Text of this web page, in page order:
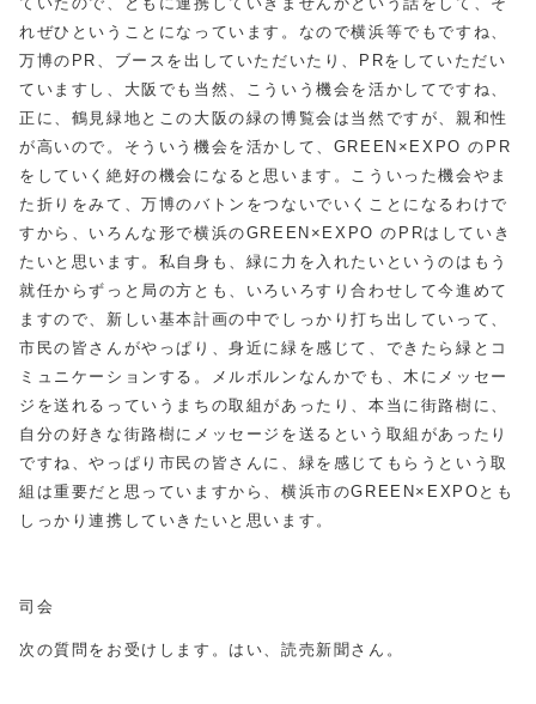
れぜひということになっています。なので横浜等でもですね、
万博のPR、ブースを出していただいたり、PRをしていただい
ていますし、大阪でも当然、こういう機会を活かしてですね、
正に、鶴見緑地とこの大阪の緑の博覧会は当然ですが、親和性
が高いので。そういう機会を活かして、GREEN×EXPO のPR
をしていく絶好の機会になると思います。こういった機会やま
た折りをみて、万博のバトンをつないでいくことになるわけで
すから、いろんな形で横浜のGREEN×EXPO のPRはしていき
たいと思います。私自身も、緑に力を入れたいというのはもう
就任からずっと局の方とも、いろいろすり合わせして今進めて
ますので、新しい基本計画の中でしっかり打ち出していって、
市民の皆さんがやっぱり、身近に緑を感じて、できたら緑とコ
ミュニケーションする。メルボルンなんかでも、木にメッセー
ジを送れるっていうまちの取組があったり、本当に街路樹に、
自分の好きな街路樹にメッセージを送るという取組があったり
ですね、やっぱり市民の皆さんに、緑を感じてもらうという取
組は重要だと思っていますから、横浜市のGREEN×EXPOとも
しっかり連携していきたいと思います。
司会
次の質問をお受けします。はい、読売新聞さん。